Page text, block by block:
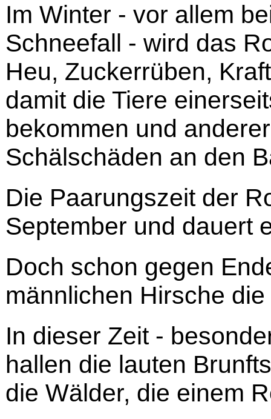
Im Winter - vor allem
Schneefall - wird das
Heu, Zuckerrüben,
damit die Tiere
bekommen und
Schälschäden an den
Die Paarungszeit der
September und dauert
Doch schon gegen
männlichen Hirsche
In dieser Zeit -
hallen die lauten
die Wälder, die einem